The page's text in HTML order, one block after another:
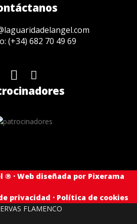
(+34) 682 70 49 69
® · Web diseñada por Pixerama
privacidad · Política de cookies
FLAMENCO